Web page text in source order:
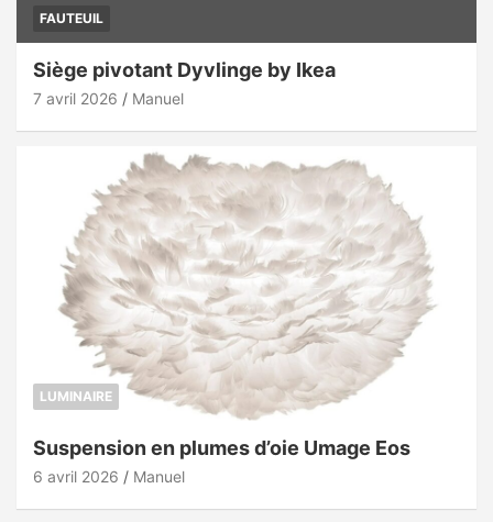
FAUTEUIL
Siège pivotant Dyvlinge by Ikea
7 avril 2026 Manuel
LUMINAIRE
Suspension en plumes d’oie Umage Eos
6 avril 2026 Manuel